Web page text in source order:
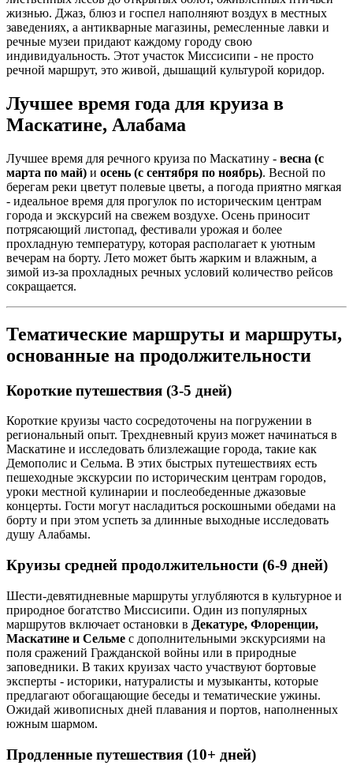
жизнью. Джаз, блюз и госпел наполняют воздух в местных
заведениях, а антикварные магазины, ремесленные лавки и
речные музеи придают каждому городу свою
индивидуальность. Этот участок Миссисипи - не просто
речной маршрут, это живой, дышащий культурой коридор.
Лучшее время года для круиза в
Маскатине, Алабама
Лучшее время для речного круиза по Маскатину - весна (с
марта по май) и осень (с сентября по ноябрь). Весной по
берегам реки цветут полевые цветы, а погода приятно мягкая
- идеальное время для прогулок по историческим центрам
города и экскурсий на свежем воздухе. Осень приносит
потрясающий листопад, фестивали урожая и более
прохладную температуру, которая располагает к уютным
вечерам на борту. Лето может быть жарким и влажным, а
зимой из-за прохладных речных условий количество рейсов
сокращается.
Тематические маршруты и маршруты,
основанные на продолжительности
Короткие путешествия (3-5 дней)
Короткие круизы часто сосредоточены на погружении в
региональный опыт. Трехдневный круиз может начинаться в
Маскатине и исследовать близлежащие города, такие как
Демополис и Сельма. В этих быстрых путешествиях есть
пешеходные экскурсии по историческим центрам городов,
уроки местной кулинарии и послеобеденные джазовые
концерты. Гости могут насладиться роскошными обедами на
борту и при этом успеть за длинные выходные исследовать
душу Алабамы.
Круизы средней продолжительности (6-9 дней)
Шести-девятидневные маршруты углубляются в культурное и
природное богатство Миссисипи. Один из популярных
маршрутов включает остановки в Декатуре, Флоренции,
Маскатине и Сельме с дополнительными экскурсиями на
поля сражений Гражданской войны или в природные
заповедники. В таких круизах часто участвуют бортовые
эксперты - историки, натуралисты и музыканты, которые
предлагают обогащающие беседы и тематические ужины.
Ожидай живописных дней плавания и портов, наполненных
южным шармом.
Продленные путешествия (10+ дней)